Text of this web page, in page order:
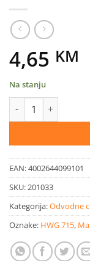
4,65 KM
Na stanju
Marley HT cijev
EAN:4002644099101
SKU:201033
Kategorija:Odvodne
Oznake: HWG 715,